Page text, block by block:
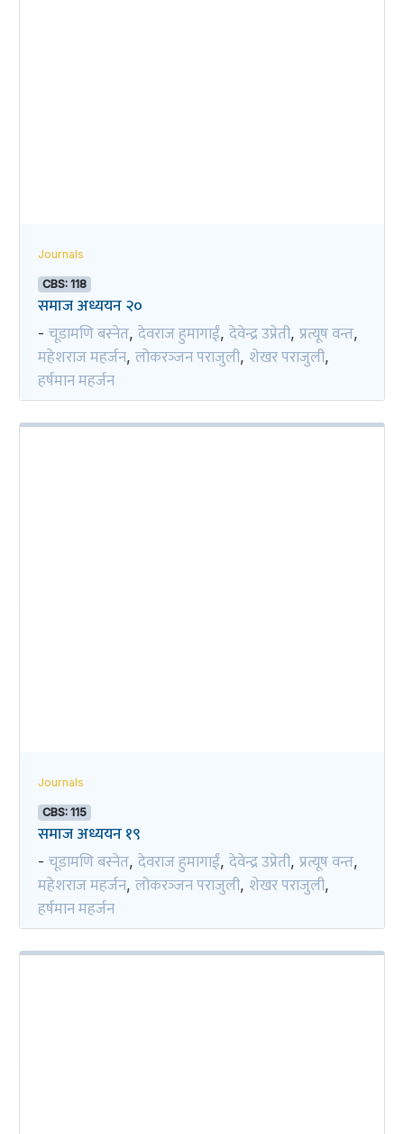
Journals
CBS: 118
समाज अध्ययन २०
- चूडामणि बस्नेत, देवराज हुमागाईं, देवेन्द्र उप्रेती, प्रत्यूष वन्त,
महेशराज महर्जन, लोकरञ्‍जन पराजुली, शेखर पराजुली,
हर्षमान महर्जन
Journals
CBS: 115
समाज अध्ययन १९
- चूडामणि बस्नेत, देवराज हुमागाईं, देवेन्द्र उप्रेती, प्रत्यूष वन्त,
महेशराज महर्जन, लोकरञ्‍जन पराजुली, शेखर पराजुली,
हर्षमान महर्जन